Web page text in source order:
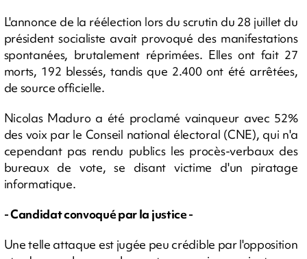
L'annonce de la réélection lors du scrutin du 28 juillet du
président socialiste avait provoqué des manifestations
spontanées, brutalement réprimées. Elles ont fait 27
morts, 192 blessés, tandis que 2.400 ont été arrêtées,
de source officielle.
Nicolas Maduro a été proclamé vainqueur avec 52%
des voix par le Conseil national électoral (CNE), qui n'a
cependant pas rendu publics les procès-verbaux des
bureaux de vote, se disant victime d'un piratage
informatique.
- Candidat convoqué par la justice -
Une telle attaque est jugée peu crédible par l'opposition